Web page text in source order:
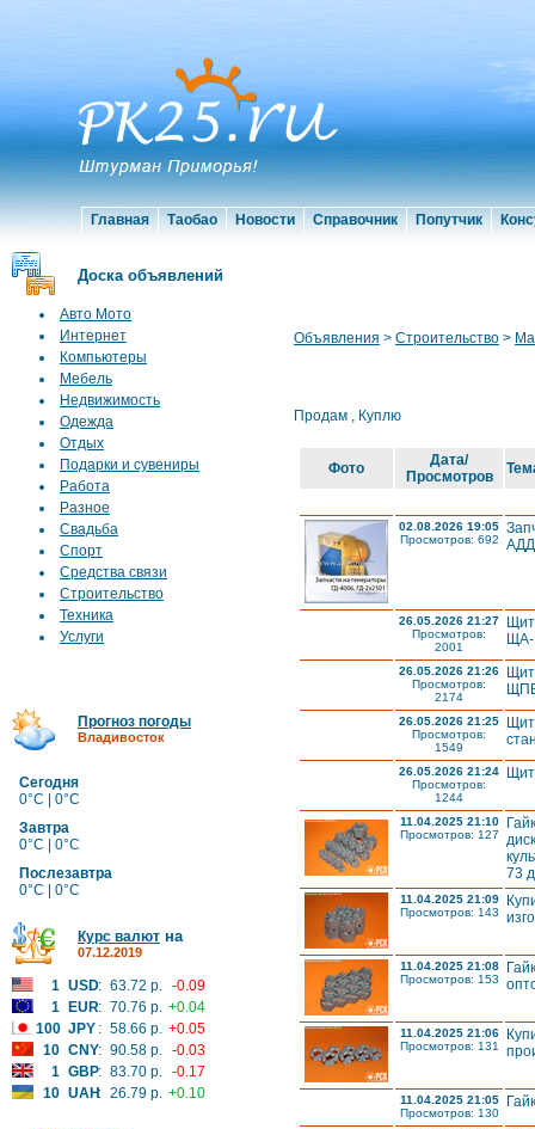
Главная Таобао Новости Справочник Попутчик
Доска объявлений
Авто Мото
Интернет
Компьютеры
Мебель
Недвижимость
Одежда
Отдых
Подарки и сувениры
Работа
Разное
Свадьба
Спорт
Средства связи
Строительство
Техника
Услуги
Прогноз погоды
Владивосток
Сегодня
0°C | 0°C
Завтра
0°C | 0°C
Послезавтра
0°C | 0°C
Курс валют на
07.12.2019
1 USD: 63.72 р. -0.09
1
EUR: 70.76 р. +0.04
100 JPY : 58.66 р. +0.05
10 CNY: 90.58 р. -0.03
1 GBP: 83.70 р. -0.17
10 UAH: 26.79 р. +0.10
Объявления > Строительство >
Продам , Куплю
Фото
Дата/
Просмотров
02.08.2026 19:05
Просмотров: 692
26.05.2026 21:27
Просмотров:
2001
26.05.2026 21:26
Просмотров:
2174
26.05.2026 21:25
Просмотров:
1549
26.05.2026 21:24
Просмотров:
1244
11.04.2025 21:10
Просмотров: 127
73
11.04.2025 21:09
Просмотров: 143
11.04.2025 21:08
Просмотров: 153
11.04.2025 21:06
Просмотров: 131
11.04.2025 21:05
Просмотров: 130